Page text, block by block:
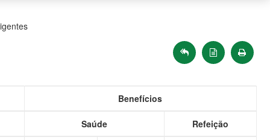
Benefícios
Saúde Refeição